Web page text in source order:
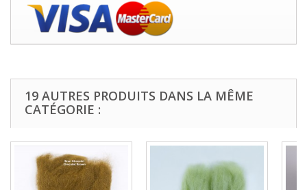
19 AUTRES PRODUITS DANS LA MÊME
CATÉGORIE :